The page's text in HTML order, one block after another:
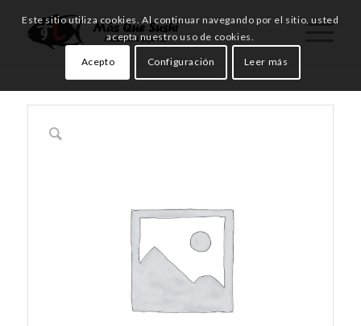
Este sitio utiliza cookies. Al continuar navegando por el sitio, usted
acepta nuestro uso de cookies.
Acepto Configuración Leer más